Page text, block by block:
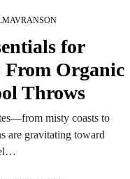
for
Organic
Throws
misty coasts to
are gravitating toward